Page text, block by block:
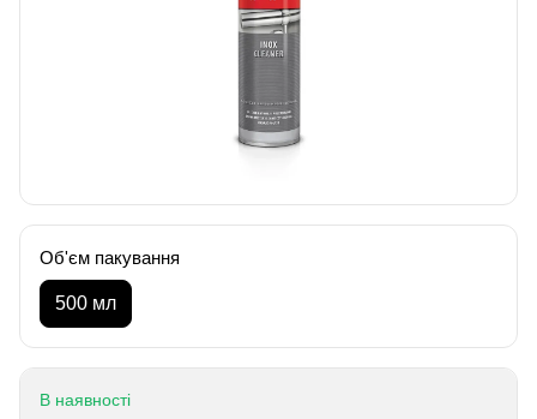
Об'єм пакування
500 мл
В наявності